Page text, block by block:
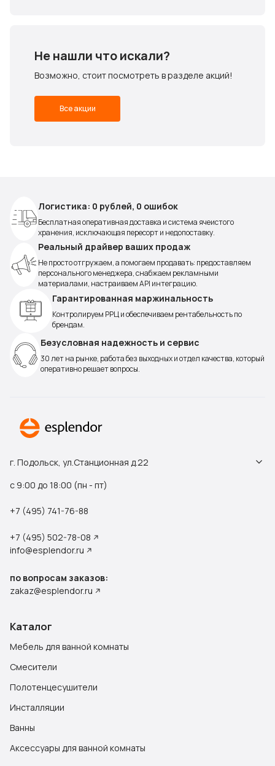
Не нашли что искали?
Возможно, стоит посмотреть в разделе акций!
Все акции
Логистика: 0 рублей, 0 ошибок
Бесплатная оперативная доставка и система ячеистого
хранения, исключающая пересорт и недопоставку.
Реальный драйвер ваших продаж
Не просто отгружаем, а помогаем продавать: предоставляем
персонального менеджера, снабжаем рекламными
материалами, настраиваем API интеграцию.
Гарантированная маржинальность
Контролируем РРЦ и обеспечиваем рентабельность по
брендам.
Безусловная надежность и сервис
30 лет на рынке, работа без выходных и отдел качества, который
оперативно решает вопросы.
г. Подольск, ул.Станционная д.22
с 9:00 до 18:00 (пн - пт)
+7 (495) 741-76-88
+7 (495) 502-78-08
info@esplendor.ru
по вопросам заказов:
zakaz@esplendor.ru
Каталог
Мебель для ванной комнаты
Смесители
Полотенцесушители
Инсталляции
Ванны
Аксессуары для ванной комнаты